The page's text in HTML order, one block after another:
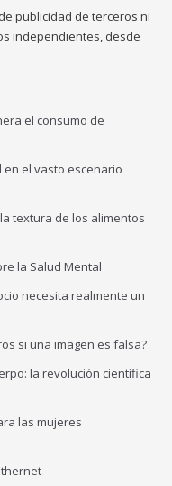
publicidad de terceros ni
independientes, desde
el consumo de
el vasto escenario
textura de los alimentos
la Salud Mental
necesita realmente un
si una imagen es falsa?
la revolución científica
las mujeres